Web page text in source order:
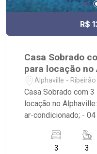
R$
Casa Sobrado
para locação no
Alphaville -
Casa Sobrado com
locação no
ar-condicionado; -
ambientes; -
Cozinha Americana
3 3